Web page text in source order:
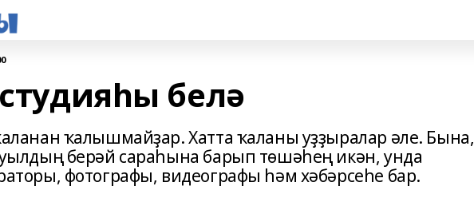
белә
ҡалышмайҙар. Хатта ҡаланы уҙҙыралар әле. Бына,
берәй сараһына барып төшәһең икән, унда
фотографы, видеографы һәм хәбәрсеһе бар.